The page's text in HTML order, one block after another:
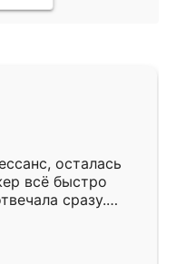
осталась
всё быстро
сразу.
подошёл к
Собрали
аккуратно, даже